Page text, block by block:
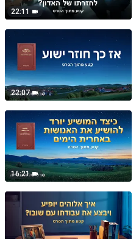
22:11
22:07
16:21